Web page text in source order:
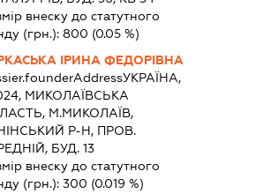
внеску до статутного
(грн.): 800 (0.05 %)
ІРИНА ФЕДОРІВНА
УКРАЇНА,
МИКОЛАЇВСЬКА
М.МИКОЛАЇВ,
Р-Н, ПРОВ.
БУД. 13
внеску до статутного
(грн.): 300 (0.019 %)